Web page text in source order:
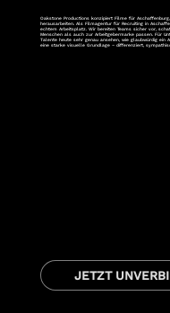
Oakstone Productions konzipiert Filme für
herausarbeiten. Als Filmagentur für Recruiting in
echtem Arbeitsplatz. Wir bereiten Teams sicher vor,
Menschen als auch zur Arbeitgebermarke passen. Für
Talente heute sehr genau ansehen, wie glaubwürdig ein
eine starke visuelle Grundlage – differenziert,
JETZT